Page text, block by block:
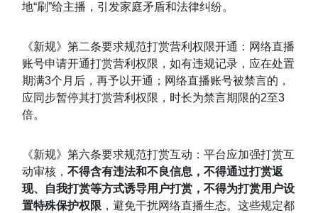
地“刷”给主播，引发家庭矛盾和法律纠纷。
《新规》第二条要求规范打赏营利权限开通：网络直播
账号申请开通打赏营利权限，如有违规记录，应在处置
期满3个月后，再予以开通；网络直播账号被禁言的，
应同步暂停其打赏营利权限，时长为禁言期限的2至3
倍。
《新规》第六条要求规范打赏互动：平台应加强打赏互
动审核， 不得含有违法和不良信息，不得通过打赏返
现、自我打赏等方式诱导用户打赏，不得为打赏用户设
置特殊保护权限 ，避免干扰网络直播生态。这些规定都